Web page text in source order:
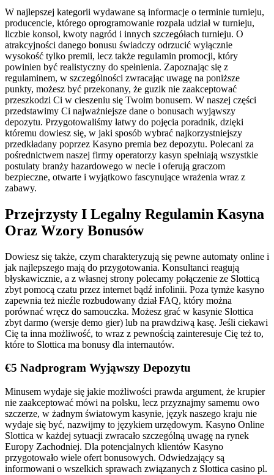
W najlepszej kategorii wydawane są informacje o terminie turnieju,
producencie, którego oprogramowanie rozpala udział w turnieju,
liczbie konsol, kwoty nagród i innych szczegółach turnieju. O
atrakcyjności danego bonusu świadczy odrzucić wyłącznie
wysokość tylko premii, lecz także regulamin promocji, który
powinien być realistyczny do spełnienia. Zapoznając się z
regulaminem, w szczególności zwracając uwagę na poniższe
punkty, możesz być przekonany, że guzik nie zaakceptować
przeszkodzi Ci w cieszeniu się Twoim bonusem. W naszej części
przedstawimy Ci najważniejsze dane o bonusach wyjąwszy
depozytu. Przygotowaliśmy łatwy do pojęcia poradnik, dzięki
któremu dowiesz się, w jaki sposób wybrać najkorzystniejszy
przedkładany poprzez Kasyno premia bez depozytu. Polecani za
pośrednictwem naszej firmy operatorzy kasyn spełniają wszystkie
postulaty branży hazardowego w necie i oferują graczom
bezpieczne, otwarte i wyjątkowo fascynujące wrażenia wraz z
zabawy.
Przejrzysty I Legalny Regulamin Kasyna
Oraz Wzory Bonusów
Dowiesz się także, czym charakteryzują się pewne automaty online i
jak najlepszego mają do przygotowania. Konsultanci reagują
błyskawicznie, a z własnej strony polecamy połączenie ze Slotticą
zbyt pomocą czatu przez internet bądź infolinii. Poza tymże kasyno
zapewnia też nieźle rozbudowany dział FAQ, który można
porównać wręcz do samouczka. Możesz grać w kasynie Slottica
zbyt darmo (wersje demo gier) lub na prawdziwą kasę. Jeśli ciekawi
Cię ta inna możliwość, to wraz z pewnością zainteresuje Cię też to,
które to Slottica ma bonusy dla internautów.
€5 Nadprogram Wyjąwszy Depozytu
Minusem wydaje się jakie możliwości prawda argument, że krupier
nie zaakceptować mówi na polsku, lecz przyznajmy samemu owo
szczerze, w żadnym światowym kasynie, język naszego kraju nie
wydaje się być, nazwijmy to językiem urzędowym. Kasyno Online
Slottica w każdej sytuacji zwracało szczególną uwagę na rynek
Europy Zachodniej. Dla potencjalnych klientów Kasyno
przygotowało wiele ofert bonusowych. Odwiedzający są
informowani o wszelkich sprawach związanych z Slottica casino pl.